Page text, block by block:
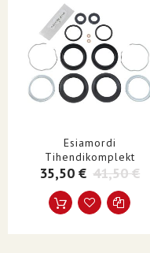
Esiamordi
Tihendikomplekt
35,50 € 41,50 €